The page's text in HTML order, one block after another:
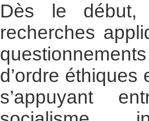
Dès le début,
recherches
d’ordre
s’appuyant